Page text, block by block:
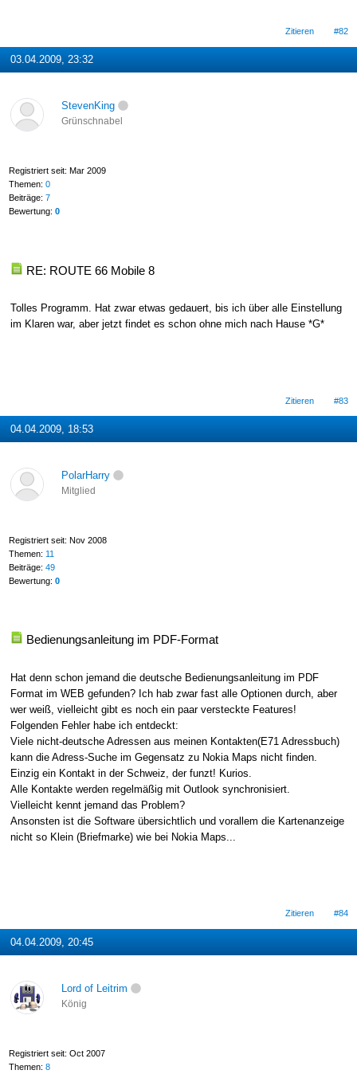
Zitieren #82
03.04.2009, 23:32
StevenKing
Grünschnabel
Registriert seit: Mar 2009
Themen: 0
Beiträge: 7
Bewertung: 0
RE: ROUTE 66 Mobile 8
Tolles Programm. Hat zwar etwas gedauert, bis ich über alle Einstellung
im Klaren war, aber jetzt findet es schon ohne mich nach Hause *G*
Zitieren #83
04.04.2009, 18:53
PolarHarry
Mitglied
Registriert seit: Nov 2008
Themen: 11
Beiträge: 49
Bewertung: 0
Bedienungsanleitung im PDF-Format
Hat denn schon jemand die deutsche Bedienungsanleitung im PDF
Format im WEB gefunden? Ich hab zwar fast alle Optionen durch, aber
wer weiß, vielleicht gibt es noch ein paar versteckte Features!
Folgenden Fehler habe ich entdeckt:
Viele nicht-deutsche Adressen aus meinen Kontakten(E71 Adressbuch)
kann die Adress-Suche im Gegensatz zu Nokia Maps nicht finden.
Einzig ein Kontakt in der Schweiz, der funzt! Kurios.
Alle Kontakte werden regelmäßig mit Outlook synchronisiert.
Vielleicht kennt jemand das Problem?
Ansonsten ist die Software übersichtlich und vorallem die Kartenanzeige
nicht so Klein (Briefmarke) wie bei Nokia Maps...
Zitieren #84
04.04.2009, 20:45
Lord of Leitrim
König
Registriert seit: Oct 2007
Themen: 8